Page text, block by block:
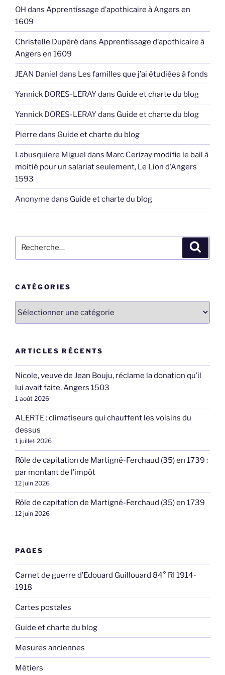
OH dans Apprentissage d’apothicaire à Angers en
1609
Christelle Dupéré dans Apprentissage d’apothicaire à
Angers en 1609
JEAN Daniel dans Les familles que j’ai étudiées à fonds
Yannick DORES-LERAYdans Guide et charte du blog
Yannick DORES-LERAYdans Guide et charte du blog
Pierre dans Guide et charte du blog
Labusquiere Miguel dans Marc Cerizay modifie le bail à
moitié pour un salariat seulement, Le Lion d’Angers
1593
Anonyme dans Guide et charte du blog
pour
CATÉGORIES
ARTICLES RÉCENTS
Nicole, veuve de Jean Bouju, réclame la donation qu’il
lui avait faite, Angers 1503
1 août 2026
ALERTE : climatiseurs qui chauffent les voisins du
dessus
1 juillet 2026
Rôle de capitation de Martigné-Ferchaud (35) en 1739 :
par montant de l’impôt
12 juin 2026
Rôle de capitation de Martigné-Ferchaud (35) en 1739
12 juin 2026
PAGES
Carnet de guerre d’Edouard Guillouard 84° RI 1914-
1918
Cartes postales
Guide et charte du blog
Mesures anciennes
Métiers